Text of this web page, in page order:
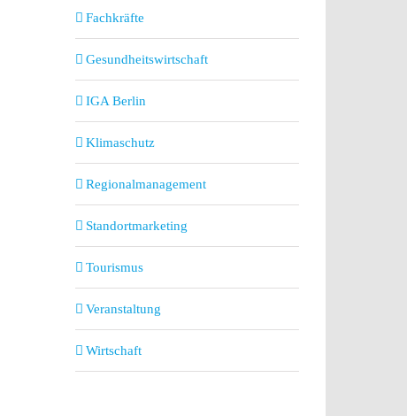
Fachkräfte
Gesundheitswirtschaft
IGA Berlin
Klimaschutz
Regionalmanagement
Standortmarketing
Tourismus
Veranstaltung
Wirtschaft